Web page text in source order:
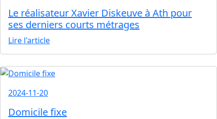
Le réalisateur Xavier Diskeuve à Ath pour
ses derniers courts métrages
Lire l'article
2024-11-20
Domicile fixe